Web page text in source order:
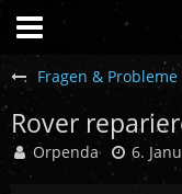
Fragen & Probleme
Rover
Orpenda 6.